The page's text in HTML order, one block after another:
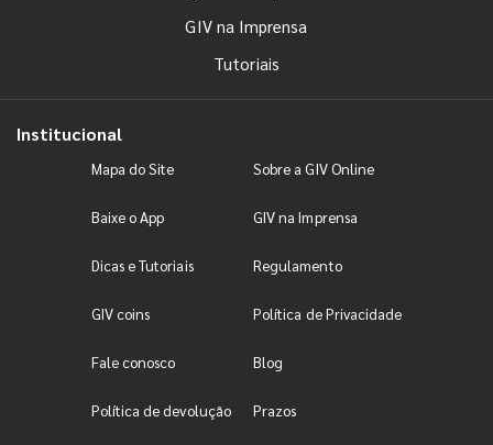
GIV na Imprensa
Tutoriais
Institucional
Mapa do Site Sobre a GIV Online
Baixe o App GIV na Imprensa
Dicas e Tutoriais Regulamento
GIV coins Política de Privacidade
Fale conosco Blog
Política de devolução Prazos